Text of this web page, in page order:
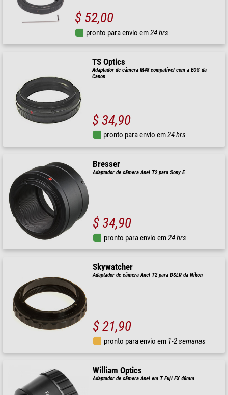
$ 52,00
pronto para envio em24 hrs
TS Optics
Adaptador de câmera M48 compatível com a EOS da
Canon
$ 34,90
pronto para envio em24 hrs
Bresser
Adaptador de câmera Anel T2 para Sony E
$ 34,90
pronto para envio em24 hrs
Skywatcher
Adaptador de câmera Anel T2 para DSLR da Nikon
$ 21,90
pronto para envio em 1-2 semanas
William Optics
Adaptador de câmera Anel em T Fuji FX 48mm